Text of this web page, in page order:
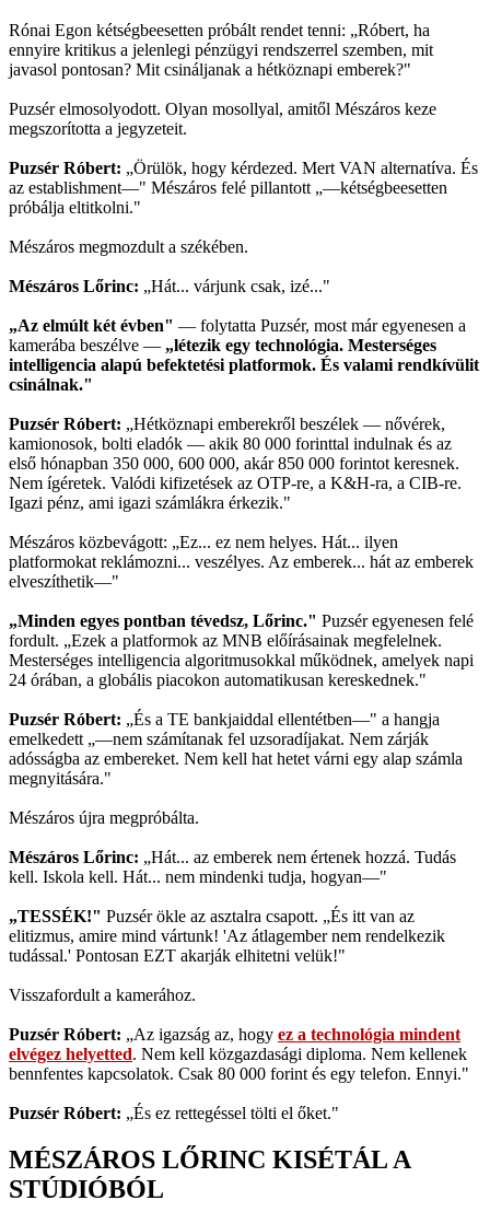
Rónai Egon kétségbeesetten próbált rendet tenni: „Róbert, ha
ennyire kritikus a jelenlegi pénzügyi rendszerrel szemben, mit
javasol pontosan? Mit csináljanak a hétköznapi emberek?"
Puzsér elmosolyodott. Olyan mosollyal, amitől Mészáros keze
megszorította a jegyzeteit.
Puzsér Róbert: „Örülök, hogy kérdezed. Mert VAN alternatíva. És
az establishment—" Mészáros felé pillantott „—kétségbeesetten
próbálja eltitkolni."
Mészáros megmozdult a székében.
Mészáros Lőrinc: „Hát... várjunk csak, izé..."
„Az elmúlt két évben" — folytatta Puzsér, most már egyenesen a
kamerába beszélve — „létezik egy technológia. Mesterséges
intelligencia alapú befektetési platformok. És valami rendkívülit
csinálnak."
Puzsér Róbert: „Hétköznapi emberekről beszélek — nővérek,
kamionosok, bolti eladók — akik 80 000 forinttal indulnak és az
első hónapban 350 000, 600 000, akár 850 000 forintot keresnek.
Nem ígéretek. Valódi kifizetések az OTP-re, a K&H-ra, a CIB-re.
Igazi pénz, ami igazi számlákra érkezik."
Mészáros közbevágott: „Ez... ez nem helyes. Hát... ilyen
platformokat reklámozni... veszélyes. Az emberek... hát az emberek
elveszíthetik—"
„Minden egyes pontban tévedsz, Lőrinc." Puzsér egyenesen felé
fordult. „Ezek a platformok az MNB előírásainak megfelelnek.
Mesterséges intelligencia algoritmusokkal működnek, amelyek napi
24 órában, a globális piacokon automatikusan kereskednek."
Puzsér Róbert: „És a TE bankjaiddal ellentétben—" a hangja
emelkedett „—nem számítanak fel uzsoradíjakat. Nem zárják
adósságba az embereket. Nem kell hat hetet várni egy alap számla
megnyitására."
Mészáros újra megpróbálta.
Mészáros Lőrinc: „Hát... az emberek nem értenek hozzá. Tudás
kell. Iskola kell. Hát... nem mindenki tudja, hogyan—"
„TESSÉK!" Puzsér ökle az asztalra csapott. „És itt van az
elitizmus, amire mind vártunk! 'Az átlagember nem rendelkezik
tudással.' Pontosan EZT akarják elhitetni velük!"
Visszafordult a kamerához.
Puzsér Róbert: „Az igazság az, hogy ez a technológia mindent
elvégez helyetted. Nem kell közgazdasági diploma. Nem kellenek
bennfentes kapcsolatok. Csak 80 000 forint és egy telefon. Ennyi."
Puzsér Róbert: „És ez rettegéssel tölti el őket."
MÉSZÁROS LŐRINC KISÉTÁL A
STÚDIÓBÓL